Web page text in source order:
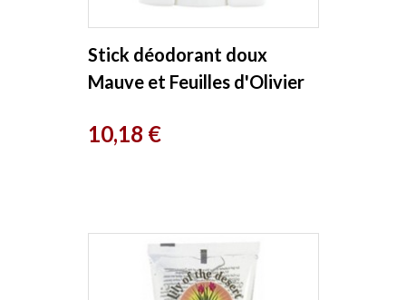
Stick déodorant doux
Mauve et Feuilles d'Olivier
Prix
10,18 €